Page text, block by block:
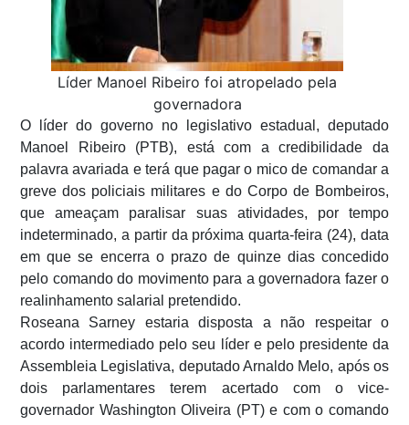
Líder Manoel Ribeiro foi atropelado pela
governadora
O líder do governo no legislativo estadual, deputado
Manoel Ribeiro (PTB), está com a credibilidade da
palavra avariada e terá que pagar o mico de comandar a
greve dos policiais militares e do Corpo de Bombeiros,
que ameaçam paralisar suas atividades, por tempo
indeterminado, a partir da próxima quarta-feira (24), data
em que se encerra o prazo de quinze dias concedido
pelo comando do movimento para a governadora fazer o
realinhamento salarial pretendido.
Roseana Sarney estaria disposta a não respeitar o
acordo intermediado pelo seu líder e pelo presidente da
Assembleia Legislativa, deputado Arnaldo Melo, após os
dois parlamentares terem acertado com o vice-
governador Washington Oliveira (PT) e com o comando